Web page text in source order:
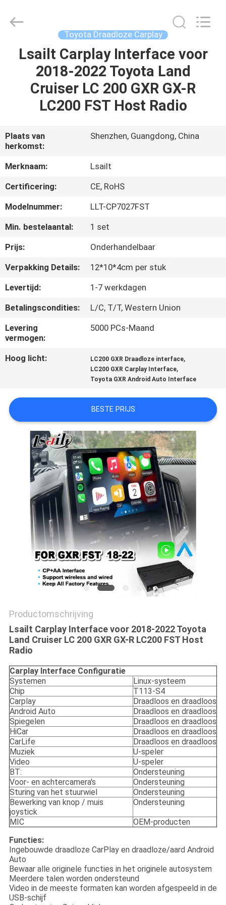
HUIS
PRODUCTEN
ONGEVEER
ONS
FABRIEKSREIS
KWALITEITSCONTROLE
CONTACTEER
ONS
NIEUWS
GEVALLEN
PRIVACY
POLICY
Automobile
Electron
Toyota Draadloze Carplay
Lsailt Carplay Interface voor
2018-2022 Toyota Land
Cruiser LC 200 GXR GX-R
LC200 FST Host Radio
Plaats van
herkomst:
Shenzhen, Guangdong, China
Merknaam:
Lsailt
Certificering:
CE, RoHS
Modelnummer:
LLT-CP7027FST
Min. bestelaantal:
1 set
Prijs:
Onderhandelbaar
Verpakking Details:
12*10*4cm per stuk
Levertijd:
1-7 werkdagen
Betalingscondities:
L/C, T/T, Western Union
Levering
vermogen:
5000 PCs-Maand
Hoog licht: LC200 GXR Draadloze interface,
LC200 GXR Carplay Interface,
Toyota GXR Android Auto Interface
BESTE PRIJS
Productomschrijving
Lsailt Carplay Interface voor 2018-2022 Toyota
Land Cruiser LC 200 GXR GX-R LC200 FST Host
Radio
Carplay Interface Configuratie
Systemen
Linux-systeem
Chip
T113-S4
Carplay
Draadloos en draadloos
Android Auto
Draadloos en draadloos
Spiegelen
Draadloos en draadloos
HiCar
Draadloos en draadloos
CarLife
Draadloos en draadloos
Muziek
U-speler
Video
U-speler
BT:
Ondersteuning
Voor- en achtercamera's
Ondersteuning
Sturing van het stuurwiel
Ondersteuning
Bewerking van knop / muis
joystick
Ondersteuning
MIC
OEM-producten
Functies:
Ingebouwde draadloze CarPlay en draadloze/aard Android
Auto
Bewaar alle originele functies in het originele autosystem
Meerdere talen worden ondersteund
Video in de meeste formaten kan worden afgespeeld in de
USB-schijf